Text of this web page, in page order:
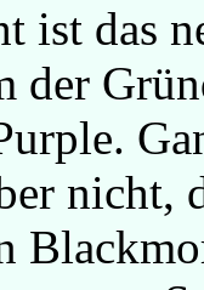
ist das
der